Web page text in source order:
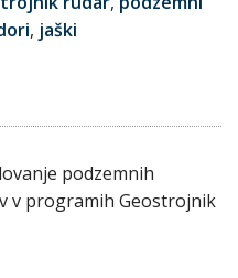
, jaški
podzemnih
v programih Geostrojnik